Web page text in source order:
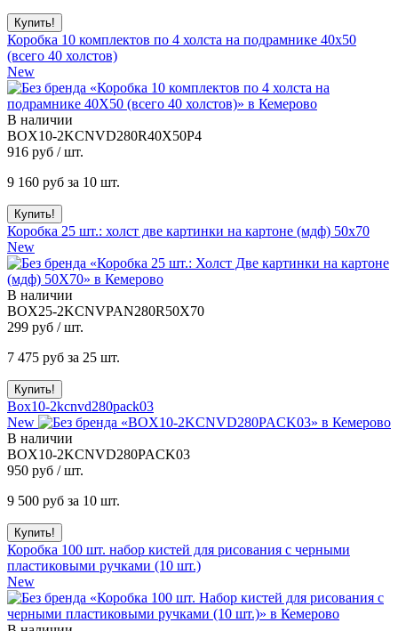
Коробка 10 комплектов по 4 холста на подрамнике 40x50
(всего 40 холстов)
New
В наличии
BOX10-2KCNVD280R40X50P4
916 руб / шт.
9 160 руб за 10 шт.
Коробка 25 шт.: холст две картинки на картоне (мдф) 50x70
New
В наличии
BOX25-2KCNVPAN280R50X70
299 руб / шт.
7 475 руб за 25 шт.
Box10-2kcnvd280pack03
New
В наличии
BOX10-2KCNVD280PACK03
950 руб / шт.
9 500 руб за 10 шт.
Коробка 100 шт. набор кистей для рисования с черными
пластиковыми ручками (10 шт.)
New